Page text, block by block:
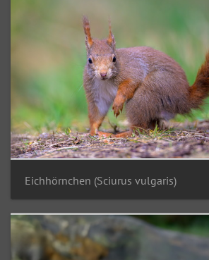
Eichhörnchen (Sciurus vulgaris)